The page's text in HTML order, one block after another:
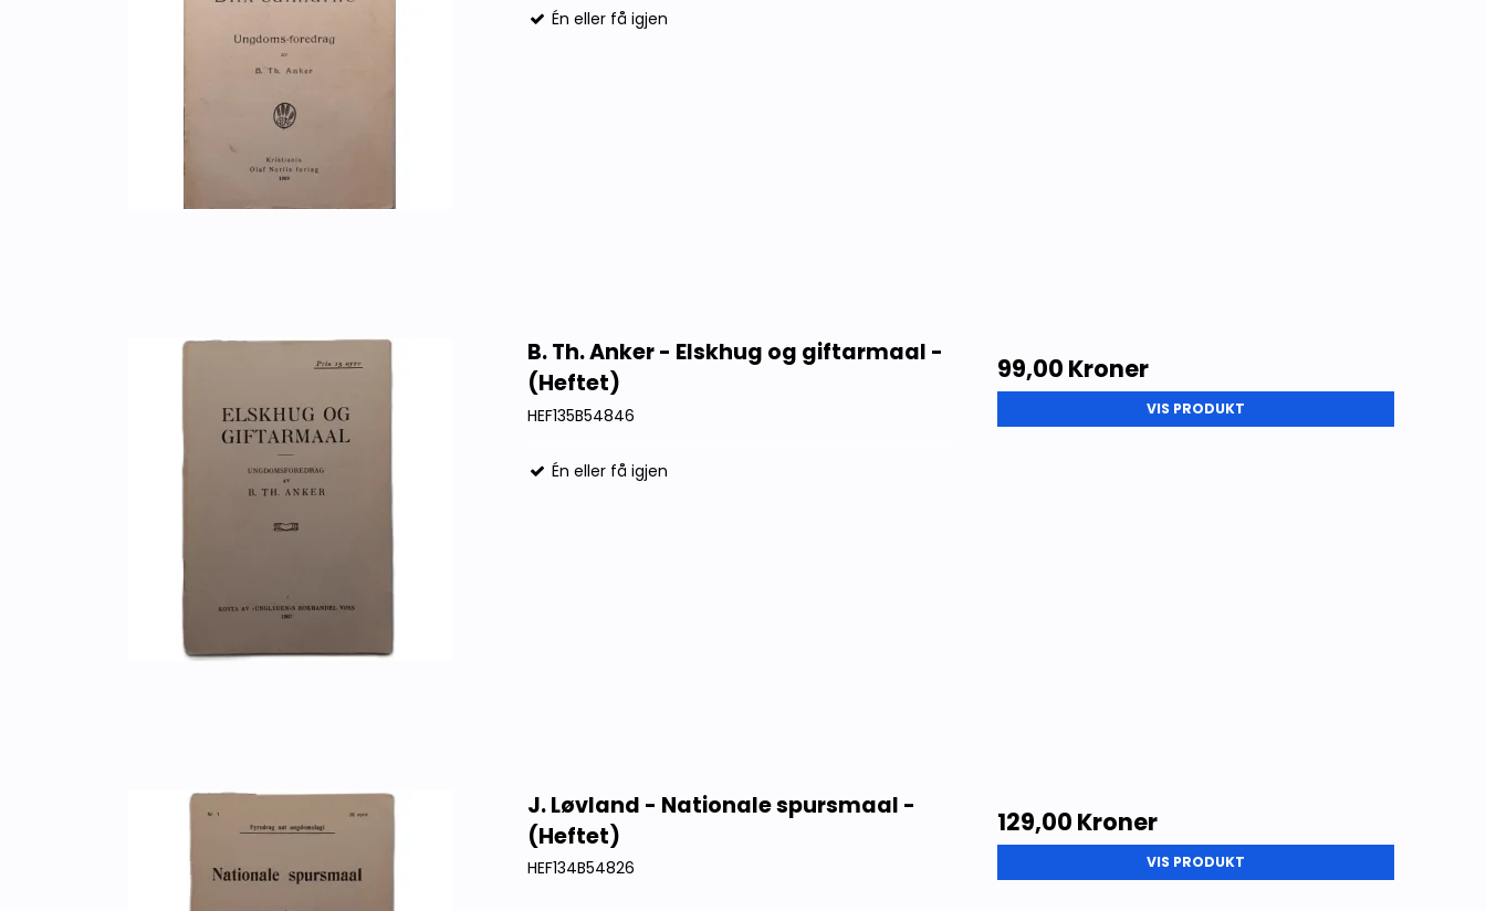
Én eller få igjen
B. Th. Anker - Elskhug og giftarmaal -
(Heftet)
HEF135B54846
Én eller få igjen
99,00 Kroner
VIS PRODUKT
J. Løvland - Nationale spursmaal -
(Heftet)
HEF134B54826
129,00 Kroner
VIS PRODUKT